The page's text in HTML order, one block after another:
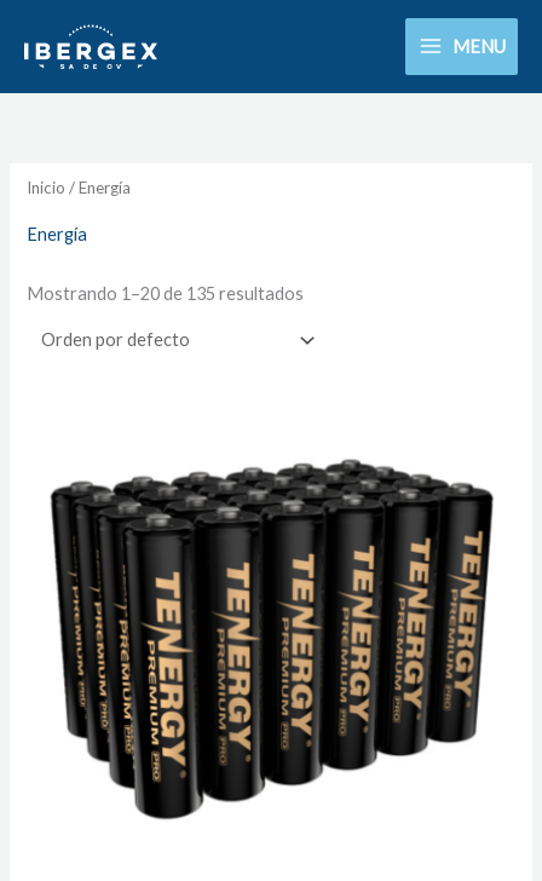
MENU
Inicio / Energía
Energía
Mostrando 1–20 de 135 resultados